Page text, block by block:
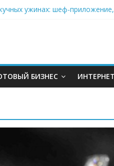
ужинах: шеф-
БИЗНЕС ИНТЕРНЕТ